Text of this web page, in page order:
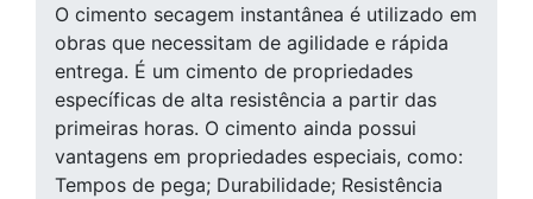
O cimento secagem instantânea é utilizado em
obras que necessitam de agilidade e rápida
entrega. É um cimento de propriedades
específicas de alta resistência a partir das
primeiras horas. O cimento ainda possui
vantagens em propriedades especiais, como:
Tempos de pega; Durabilidade; Resistência